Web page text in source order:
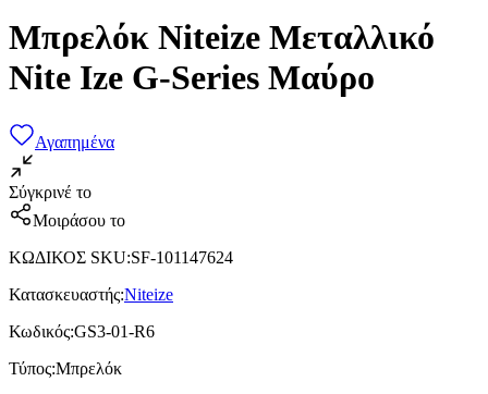
Μπρελόκ Niteize Μεταλλικό
Nite Ize G-Series Μαύρο
Αγαπημένα
Σύγκρινέ το
Μοιράσου το
ΚΩΔΙΚΟΣ SKU:SF-101147624
Κατασκευαστής:Niteize
Κωδικός:GS3-01-R6
Τύπος:Μπρελόκ